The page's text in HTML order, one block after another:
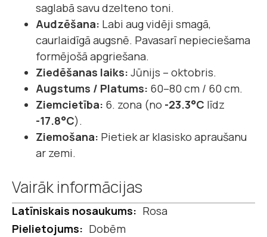
saglabā savu dzelteno toni.
Audzēšana: Labi aug vidēji smagā,
caurlaidīgā augsnē. Pavasarī nepieciešama
formējošā apgriešana.
Ziedēšanas laiks: Jūnijs – oktobris.
Augstums / Platums: 60–80 cm / 60 cm.
Ziemcietība: 6. zona (no -23.3°C līdz
-17.8°C).
Ziemošana: Pietiek ar klasisko apraušanu
ar zemi.
Vairāk informācijas
Vairāk
informācijas
Rosa
Dobēm